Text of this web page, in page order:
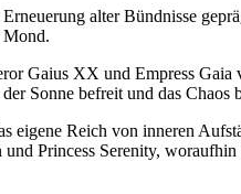
alter Bündnisse
Mond.
Gaius XX und Empress
Sonne befreit und das Chaos
Reich von inneren
Princess Serenity,